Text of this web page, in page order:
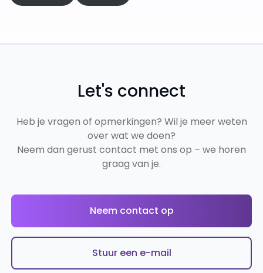
Let's connect
Heb je vragen of opmerkingen? Wil je meer weten
over wat we doen?
Neem dan gerust contact met ons op – we horen
graag van je.
Neem contact op
Stuur een e-mail